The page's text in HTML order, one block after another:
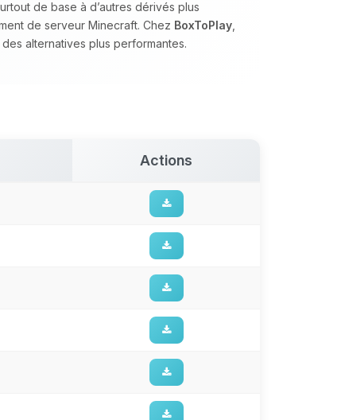
de base à d’autres dérivés plus
de serveur Minecraft. Chez BoxToPlay
alternatives plus performantes.
Actions